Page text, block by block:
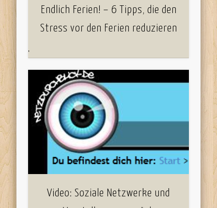
Endlich Ferien! – 6 Tipps, die den
Stress vor den Ferien reduzieren
'
Video: Soziale Netzwerke und